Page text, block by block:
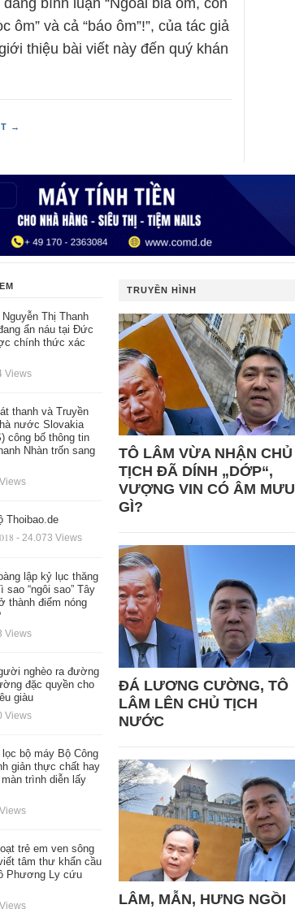
bình luận “Ngoài bia ôm, còn
ôm” và cả “báo ôm”!”, của tác giả
thiệu bài viết này đến quý khán
→
Thị Thanh
ẩn náu tại Đức
chính thức xác
Views
thanh và Truyền
nước Slovakia
công bố thông tin
Nhàn trốn sang
Thoibao.de
- 24.073 Views
lập kỷ lục thăng
sao “ngôi sao” Tây
thành điểm nóng
Views
nghèo ra đường
đặc quyền cho
giàu
Views
lọc bộ máy Bộ Công
giản thực chất hay
trình diễn lấy
trẻ em ven sông
tâm thư khẩn cầu
Phương Ly cứu
TRUYỀN HÌNH
TÔ LÂM VỪA NHẬN CHỦ
TỊCH ĐÃ DÍNH „DỚP“,
VƯỢNG VIN CÓ ÂM MƯU
GÌ?
ĐÁ LƯƠNG CƯỜNG, TÔ
LÂM LÊN CHỦ TỊCH
NƯỚC
LÂM, MẪN, HƯNG NGỒI